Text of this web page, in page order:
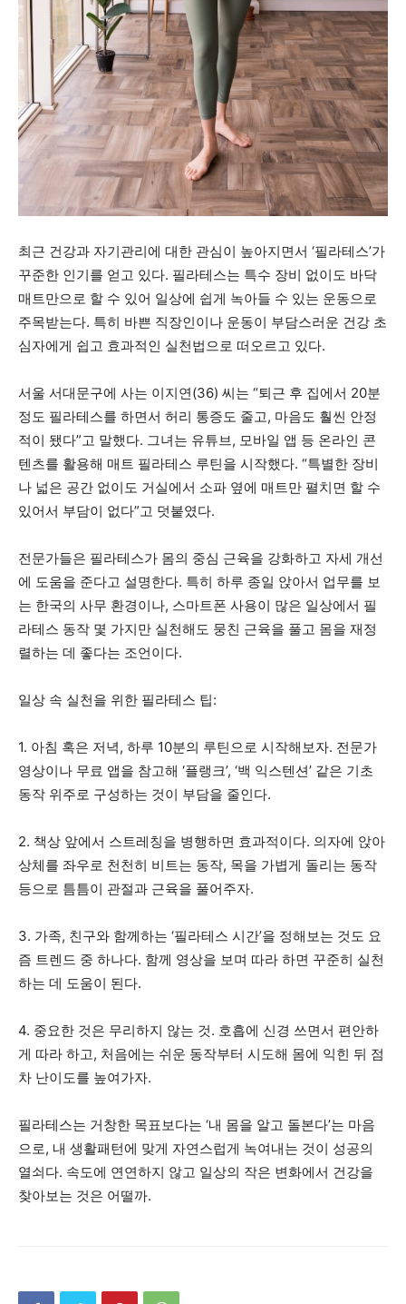
최근 건강과 자기관리에 대한 관심이 높아지면서 ‘필라테스’가
꾸준한 인기를 얻고 있다. 필라테스는 특수 장비 없이도 바닥
매트만으로 할 수 있어 일상에 쉽게 녹아들 수 있는 운동으로
주목받는다. 특히 바쁜 직장인이나 운동이 부담스러운 건강 초
심자에게 쉽고 효과적인 실천법으로 떠오르고 있다.
서울 서대문구에 사는 이지연(36) 씨는 “퇴근 후 집에서 20분
정도 필라테스를 하면서 허리 통증도 줄고, 마음도 훨씬 안정
적이 됐다”고 말했다. 그녀는 유튜브, 모바일 앱 등 온라인 콘
텐츠를 활용해 매트 필라테스 루틴을 시작했다. “특별한 장비
나 넓은 공간 없이도 거실에서 소파 옆에 매트만 펼치면 할 수
있어서 부담이 없다”고 덧붙였다.
전문가들은 필라테스가 몸의 중심 근육을 강화하고 자세 개선
에 도움을 준다고 설명한다. 특히 하루 종일 앉아서 업무를 보
는 한국의 사무 환경이나, 스마트폰 사용이 많은 일상에서 필
라테스 동작 몇 가지만 실천해도 뭉친 근육을 풀고 몸을 재정
렬하는 데 좋다는 조언이다.
일상 속 실천을 위한 필라테스 팁:
1. 아침 혹은 저녁, 하루 10분의 루틴으로 시작해보자. 전문가
영상이나 무료 앱을 참고해 ‘플랭크’, ‘백 익스텐션’ 같은 기초
동작 위주로 구성하는 것이 부담을 줄인다.
2. 책상 앞에서 스트레칭을 병행하면 효과적이다. 의자에 앉아
상체를 좌우로 천천히 비트는 동작, 목을 가볍게 돌리는 동작
등으로 틈틈이 관절과 근육을 풀어주자.
3. 가족, 친구와 함께하는 ‘필라테스 시간’을 정해보는 것도 요
즘 트렌드 중 하나다. 함께 영상을 보며 따라 하면 꾸준히 실천
하는 데 도움이 된다.
4. 중요한 것은 무리하지 않는 것. 호흡에 신경 쓰면서 편안하
게 따라 하고, 처음에는 쉬운 동작부터 시도해 몸에 익힌 뒤 점
차 난이도를 높여가자.
필라테스는 거창한 목표보다는 ‘내 몸을 알고 돌본다’는 마음
으로, 내 생활패턴에 맞게 자연스럽게 녹여내는 것이 성공의
열쇠다. 속도에 연연하지 않고 일상의 작은 변화에서 건강을
찾아보는 것은 어떨까.